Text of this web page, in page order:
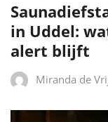
in Uddel:
alert blijft
Miranda de